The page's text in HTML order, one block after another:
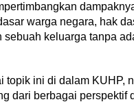
warga negara, hak
keluarga tanpa
topik ini di dalam KUHP,
dari berbagai perspektif